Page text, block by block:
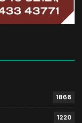
1866
1220